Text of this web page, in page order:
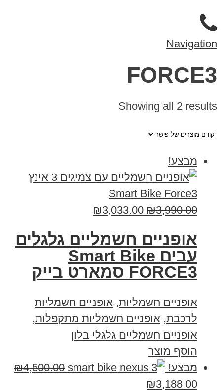
Navigation
FORCE3
Showing all 2 results
מבצע!
₪3,990.00
₪3,033.00
אופניים חשמליים גלגלים
עבים Smart Bike
FORCE3 סמארט בייק
אופניים חשמליות, אופניים חשמליות
לרכבת, אופניים חשמליות מתקפלות,
אופניים חשמליים גלגלי בלון
הוסף מוצר
מבצע!
₪4,500.00
₪3,188.00